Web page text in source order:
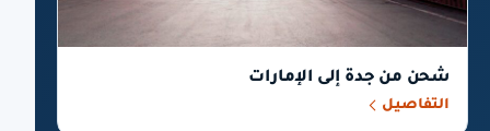
شحن من جدة إلى الإمارات
التفاصيل